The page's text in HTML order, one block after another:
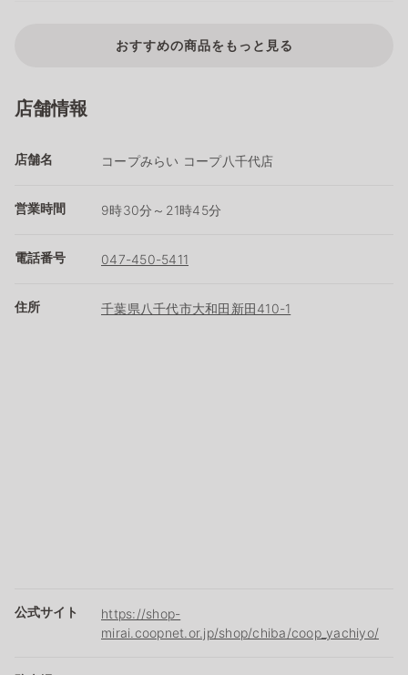
おすすめの商品をもっと見る
店舗情報
店舗名 コープみらい コープ八千代店
営業時間 9時30分～21時45分
電話番号 047-450-5411
住所 千葉県八千代市大和田新田410-1
公式サイト
https://shop-
mirai.coopnet.or.jp/shop/chiba/coop_yachiyo/